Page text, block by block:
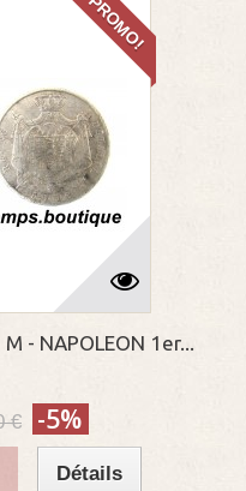
PROMO!
- NAPOLEON 1er...
€ -5%
Détails